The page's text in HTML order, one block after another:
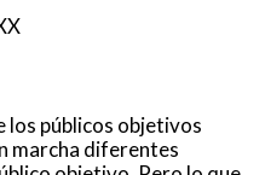
los públicos objetivos
marcha diferentes